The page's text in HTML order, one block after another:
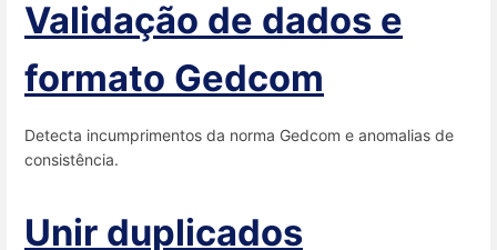
Validação de dados e
formato Gedcom
Detecta incumprimentos da norma Gedcom e anomalias de
consistência.
Unir duplicados